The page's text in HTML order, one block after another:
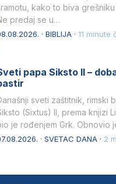
kako to biva grešniku
predaj se u…
· BIBLIJA · 11 minute
papa Siksto II –
sveti zaštitnik, rimski
(Sixtus) II, prema knjizi
je rođenjem Grk. Obnovio
· SVETAC DANA · 2